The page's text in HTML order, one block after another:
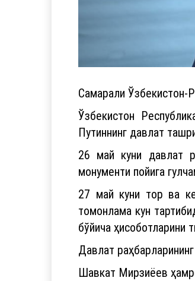
Самарали Ўзбекистон-
Ўзбекистон
Путиннинг давлат
26 май куни давлат
монументи пойига
27 май куни тор ва
томонлама кун
бўйича ҳисоботларини
Давлат
Шавкат Мирзиёев